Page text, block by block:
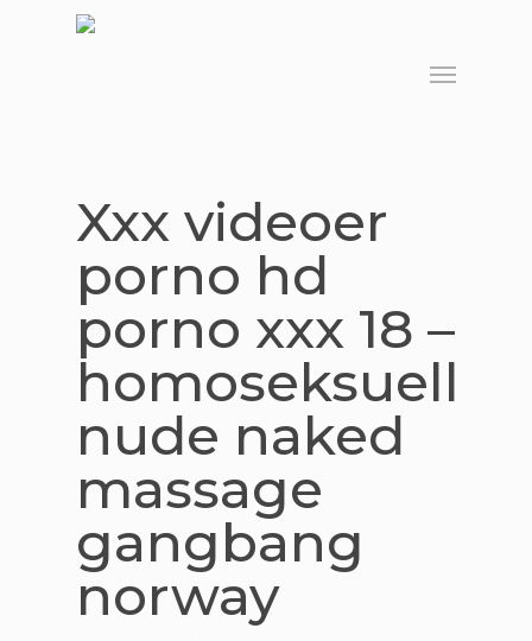
Menu
Xxx videoer
porno hd
porno xxx 18 –
homoseksuell
nude naked
massage
gangbang
norway